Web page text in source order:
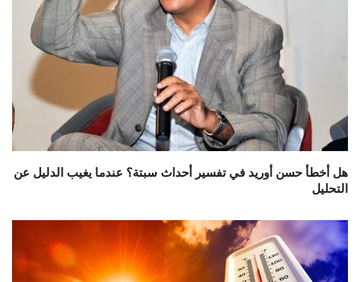
هل أخطأ حسن أوريد في تفسير أحداث سبتة؟ عندما يغيب الدليل عن
التحليل